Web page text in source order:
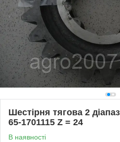
Шестірня тягова 2
65-1701115 Z = 24
В наявності